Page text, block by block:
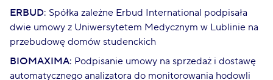
ERBUD: Spółka zależne Erbud International podpisała
dwie umowy z Uniwersytetem Medycznym w Lublinie na
przebudowę domów studenckich
BIOMAXIMA: Podpisanie umowy na sprzedaż i dostawę
automatycznego analizatora do monitorowania hodowli